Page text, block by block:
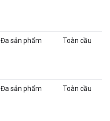
Đa sản phẩm Toàn cầu
Đa sản phẩm Toàn cầu